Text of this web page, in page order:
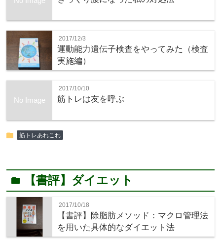
2017/12/3
運動能力遺伝子検査をやってみた（検査
実施編）
No Image
2017/10/10
筋トレは友を呼ぶ
folder 筋トレあれこれ
folder 【書評】ダイエット
2017/10/18
【書評】除脂肪メソッド：マクロ管理法
を用いた具体的なダイエット法